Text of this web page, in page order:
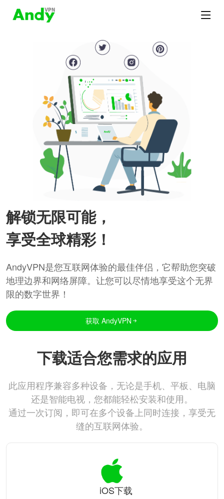
解锁无限可能，
享受全球精彩！
AndyVPN是您互联网体验的最佳伴侣，它帮助您突破
地理边界和网络屏障。让您可以尽情地享受这个无界
限的数字世界！
获取 AndyVPN
下载适合您需求的应用
此应用程序兼容多种设备，无论是手机、平板、电脑
还是智能电视，您都能轻松安装和使用。
通过一次订阅，即可在多个设备上同时连接，享受无
缝的互联网体验。
iOS下载